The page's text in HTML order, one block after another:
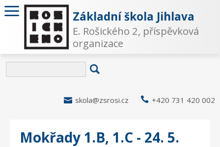
Základní škola Jihlava
E. Rošického 2, příspěvková
organizace
 skola@zsrosi.cz  +420 731 420 002
Mokřady 1.B, 1.C - 24. 5.